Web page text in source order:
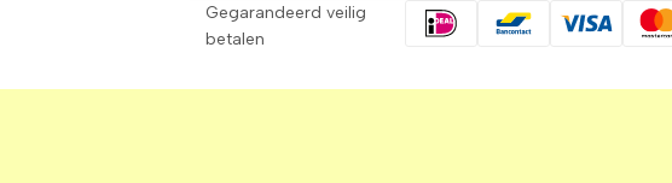
Gegarandeerd veilig
betalen